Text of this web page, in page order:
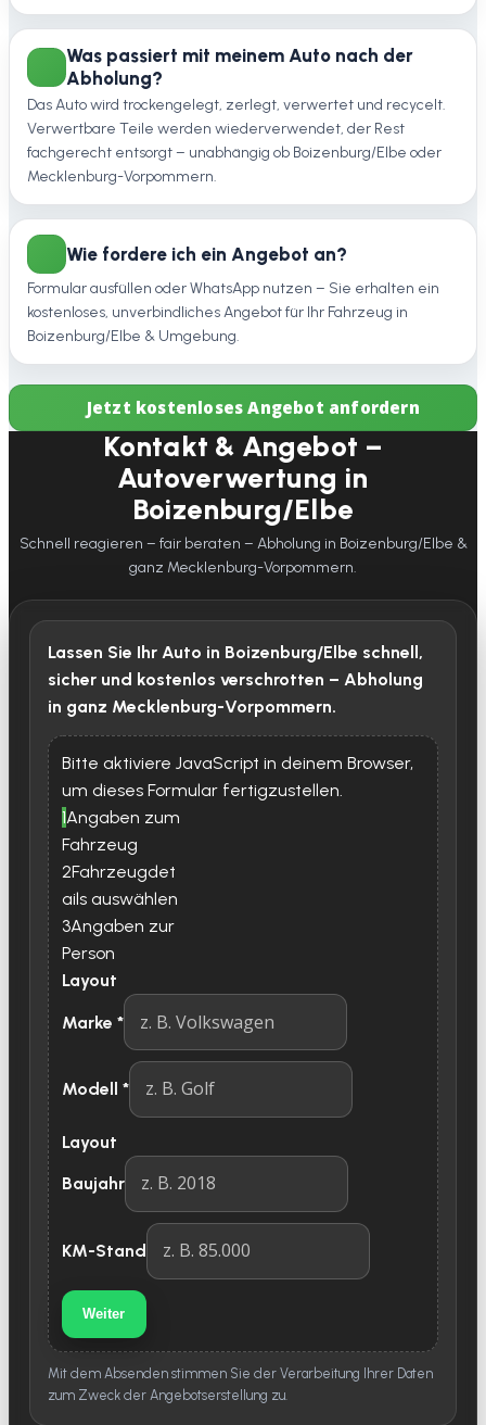
Was passiert mit meinem Auto nach der
Abholung?
Das Auto wird trockengelegt, zerlegt, verwertet und recycelt.
Verwertbare Teile werden wiederverwendet, der Rest
fachgerecht entsorgt – unabhängig ob Boizenburg/Elbe oder
Mecklenburg-Vorpommern.
Wie fordere ich ein Angebot an?
Formular ausfüllen oder WhatsApp nutzen – Sie erhalten ein
kostenloses, unverbindliches Angebot für Ihr Fahrzeug in
Boizenburg/Elbe & Umgebung.
Jetzt kostenloses Angebot anfordern
Kontakt & Angebot –
Autoverwertung in
Boizenburg/Elbe
Schnell reagieren – fair beraten – Abholung in Boizenburg/Elbe &
ganz Mecklenburg-Vorpommern.
Lassen Sie Ihr Auto in Boizenburg/Elbe schnell,
sicher und kostenlos verschrotten – Abholung
in ganz Mecklenburg-Vorpommern.
Bitte aktiviere JavaScript in deinem Browser,
um dieses Formular fertigzustellen.
1Angaben zum
Fahrzeug
2Fahrzeugdet
ails auswählen
3Angaben zur
Person
Layout
Marke *
Modell *
Layout
Baujahr
KM-Stand
Weiter
Mit dem Absenden stimmen Sie der Verarbeitung Ihrer Daten
zum Zweck der Angebotserstellung zu.